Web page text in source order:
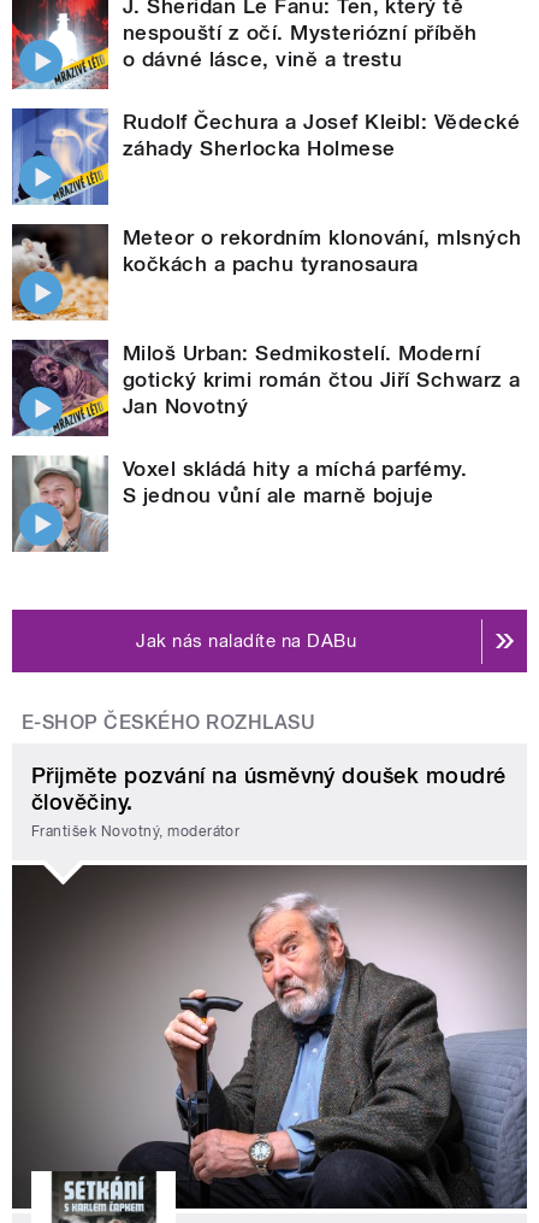
J. Sheridan Le Fanu: Ten, který tě
nespouští z očí. Mysteriózní příběh
o dávné lásce, vině a trestu
Rudolf Čechura a Josef Kleibl: Vědecké
záhady Sherlocka Holmese
Meteor o rekordním klonování, mlsných
kočkách a pachu tyranosaura
Miloš Urban: Sedmikostelí. Moderní
gotický krimi román čtou Jiří Schwarz a
Jan Novotný
Voxel skládá hity a míchá parfémy.
S jednou vůní ale marně bojuje
Jak nás naladíte na DABu
E-SHOP ČESKÉHO ROZHLASU
Přijměte pozvání na úsměvný doušek moudré
člověčiny.
František Novotný, moderátor